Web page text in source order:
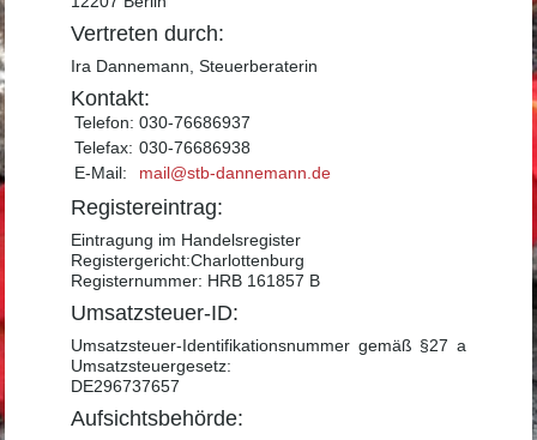
Vertreten durch:
Ira Dannemann, Steuerberaterin
Kontakt:
Telefon: 030-76686937
Telefax: 030-76686938
E-Mail:
mail@stb-dannemann.de
Registereintrag:
Eintragung im Handelsregister
Registergericht:Charlottenburg
Registernummer: HRB 161857 B
Umsatzsteuer-ID:
Umsatzsteuer-Identifikationsnummer gemäß §27 a
Umsatzsteuergesetz:
DE296737657
Aufsichtsbehörde: